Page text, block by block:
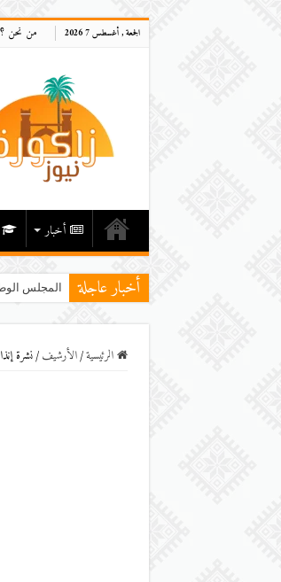
الجمعة , أغسطس 7 2026 من نحن ؟
أخبار
أخبار عاجلة المجلس
الرئيسية/اﻷرشيف/نشرة